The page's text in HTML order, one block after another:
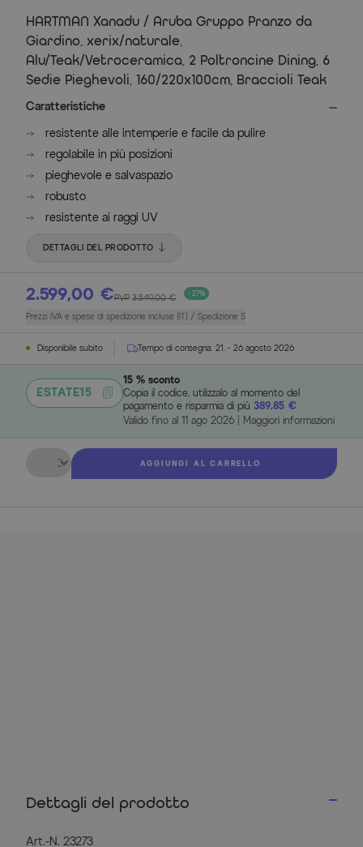
HARTMAN Xanadu / Aruba Gruppo Pranzo da
Giardino, xerix/naturale,
Alu/Teak/Vetroceramica, 2 Poltroncine Dining, 6
Sedie Pieghevoli, 160/220x100cm, Braccioli Teak
Caratteristiche
resistente alle intemperie e facile da pulire
regolabile in più posizioni
pieghevole e salvaspazio
robusto
resistente ai raggi UV
DETTAGLI DEL PRODOTTO
2.599,00 €PVP 3.549,00 € - 27%
Prezzi IVA e spese di spedizione incluse (IT) / Spedizione S
Disponibile subito Tempo di consegna: 21. - 26 agosto 2026
ESTATE15
15 % sconto
Copia il codice, utilizzalo al momento del
pagamento e risparmia di più 389,85 €
Valido fino al 11 ago 2026| Maggiori informazioni
Quantità
AGGIUNGI AL CARRELLO
Dettagli del prodotto
Art.-N. 23273